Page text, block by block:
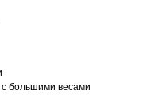
большими весами